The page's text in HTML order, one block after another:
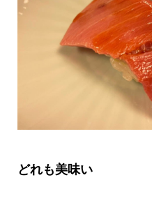
どれも美味い